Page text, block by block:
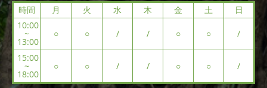
時間 月 火 水 木 金 土
日
10:00
~
13:00
○ ○ / / ○ ○ /
15:00
~
18:00
○ ○ / / ○ ○ /